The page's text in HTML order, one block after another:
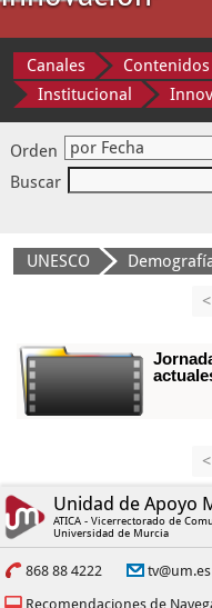
Canales Contenidos
Institucional
Orden
Buscar
UNESCO
<
<
Unidad de Apoyo
ATICA - Vicerrectorado de
Universidad de Murcia
868 88 4222 tv@um.es
Recomendaciones de